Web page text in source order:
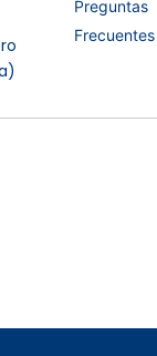
Preguntas
Frecuentes